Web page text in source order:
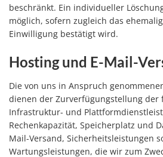
beschränkt. Ein individueller
möglich, sofern zugleich das
Einwilligung bestätigt wird.
Hosting und E-Mail-
Die von uns in Anspruch
dienen der Zurverfügungstellung der
Infrastruktur- und
Rechenkapazität, Speicherplatz und
Mail-Versand, Sicherheitsleistungen
Wartungsleistungen, die wir zum